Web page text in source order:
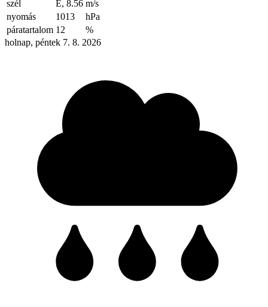
szél
É, 8.56 m/s
nyomás
1013
hPa
páratartalom 12
%
holnap, péntek 7. 8. 2026